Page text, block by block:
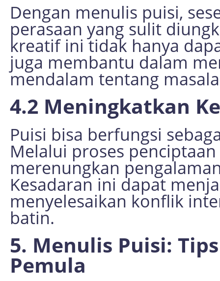
Dengan menulis puisi,
perasaan yang sulit
kreatif ini tidak hanya
juga membantu dalam
mendalam tentang
4.2 Meningkatkan
Puisi bisa berfungsi
Melalui proses
merenungkan
Kesadaran ini dapat
menyelesaikan konflik
batin.
5. Menulis Puisi:
Pemula